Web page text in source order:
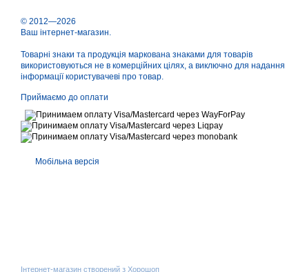
© 2012—2026
Ваш інтернет-магазин.
Товарні знаки та продукція маркована знаками для товарів
використовуються не в комерційних цілях, а виключно для надання
інформації користувачеві про товар.
Приймаємо до оплати
Мобільна версія
Інтернет-магазин створений з Хорошоп